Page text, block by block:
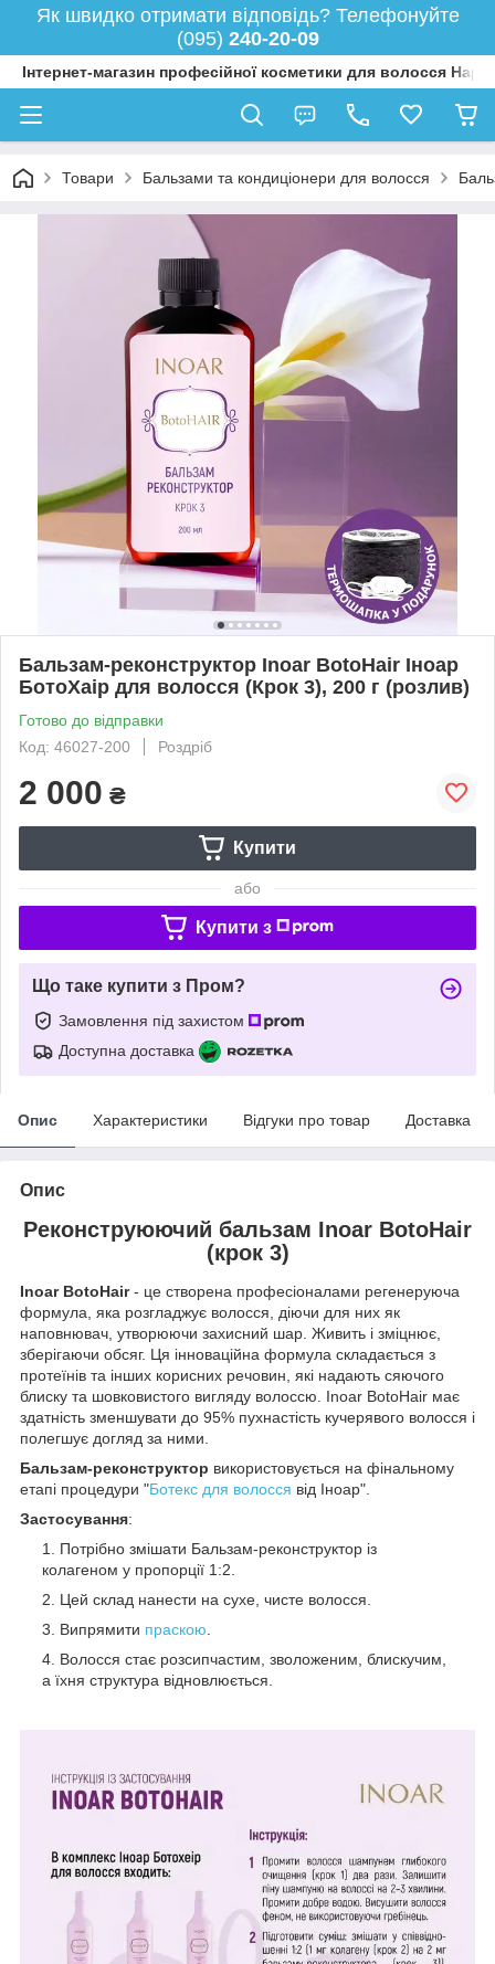
Як швидко отримати відповідь? Телефонуйте
(095) 240-20-09
Інтернет-магазин професійної косметики для волосся
Товари Бальзами та кондиціонери для волосся
Бальзам-реконструктор Inoar BotoHair Іноар
БотоХаір для волосся (Крок 3), 200 г (розлив)
Готово до відправки
Код: 46027-200
Роздріб
2 000 ₴
Купити
або
Купити з
Що таке купити з Пром?
Замовлення під захистом
Доступна доставка
Опис Характеристики Відгуки про товар Доставка
Опис
Реконструюючий бальзам Inoar BotoHair
(крок 3)
Inoar BotoHair- це створена професіоналами регенеруюча
формула, яка розгладжує волосся, діючи для них як
наповнювач, утворюючи захисний шар. Живить і зміцнює,
зберігаючи обсяг. Ця інноваційна формула складається з
протеїнів та інших корисних речовин, які надають сяючого
блиску та шовковистого вигляду волоссю. Inoar BotoHair має
здатність зменшувати до 95% пухнастість кучерявого волосся і
полегшує догляд за ними.
Бальзам-реконструктор використовується на фінальному
етапі процедури "Ботекс для волосся від Іноар".
Застосування:
Потрібно змішати Бальзам-реконструктор із
колагеном у пропорції 1:2.
Цей склад нанести на сухе, чисте волосся.
Випрямити праскою.
Волосся стає розсипчастим, зволоженим, блискучим,
а їхня структура відновлюється.